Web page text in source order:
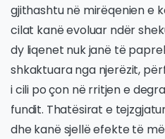
gjithashtu në mirëqenien e
cilat kanë evoluar ndër
dy liqenet nuk janë të
shkaktuara nga njerëzit,
i cili po çon në rritjen e
fundit. Thatësirat e
dhe kanë sjellë efekte të